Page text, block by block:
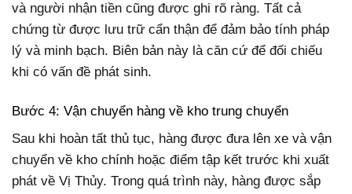
và người nhận tiền cũng được ghi rõ ràng. Tất cả
chứng từ được lưu trữ cẩn thận để đảm bảo tính pháp
lý và minh bạch. Biên bản này là căn cứ để đối chiếu
khi có vấn đề phát sinh.
Bước 4: Vận chuyển hàng về kho trung chuyển
Sau khi hoàn tất thủ tục, hàng được đưa lên xe và vận
chuyển về kho chính hoặc điểm tập kết trước khi xuất
phát về Vị Thủy. Trong quá trình này, hàng được sắp